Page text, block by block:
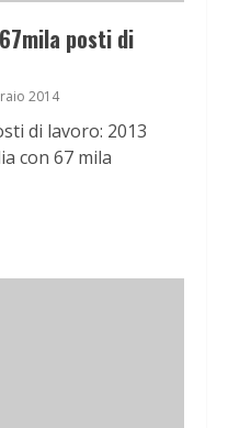
posti di
2014
di lavoro: 2013
con 67 mila